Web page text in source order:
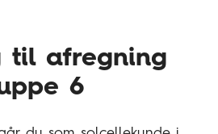
til afregning
6